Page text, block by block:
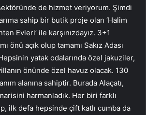
de hizmet veriyorum. Şimdi
sahip bir butik proje olan ‘Halim
Evleri’ ile karşınızdayız. 3+1
önü açık olup tamamı Sakız Adası
yatak odalarında özel jakuziler,
önünde özel havuz olacak. 130
alanına sahiptir. Burada Alaçatı,
harmanladık. Her biri farklı
ilk defa hepsinde çift katlı cumba da